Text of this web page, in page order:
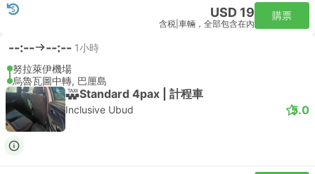
USD 19
含税 車輛，全部包含在內
購票
--:-- --:-- 1小時
努拉萊伊機場
烏魯瓦圖中轉, 巴厘島
Standard 4pax | 計程車
Inclusive Ubud 5.0